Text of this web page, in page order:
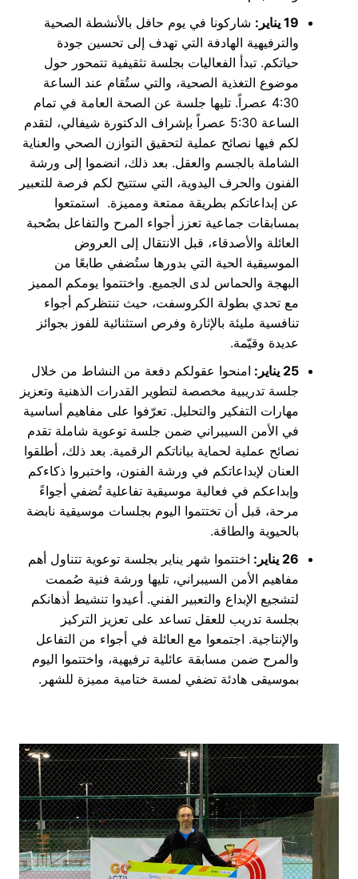
19 يناير:
شاركونا في يوم حافل بالأنشطة الصحية
والترفيهية الهادفة التي تهدف إلى تحسين جودة
حياتكم. تبدأ الفعاليات بجلسة تثقيفية تتمحور حول
موضوع التغذية الصحية، والتي ستُقام عند الساعة
4:30 عصراً. تليها جلسة عن الصحة العامة في تمام
الساعة 5:30 عصراً بإشراف الدكتورة شيفالي، لتقدم
لكم فيها نصائح عملية لتحقيق التوازن الصحي والعناية
الشاملة بالجسم والعقل. بعد ذلك، انضموا إلى ورشة
الفنون والحرف اليدوية، التي ستتيح لكم فرصة للتعبير
عن إبداعاتكم بطريقة ممتعة ومميزة. استمتعوا
بمسابقات جماعية تعزز أجواء المرح والتفاعل بصٌحبة
العائلة والأصدقاء، قبل الانتقال إلى العروض
الموسيقية الحية التي بدورها ستُضفي طابعًا من
البهجة والحماس لدى الجميع. واختتموا يومكم المميز
مع تحدي بطولة الكروسفت، حيث تنتظركم أجواء
تنافسية مليئة بالإثارة وفرص استثنائية للفوز بجوائز
عديدة وقيّمة.
25 يناير:
امنحوا عقولكم دفعة من النشاط من خلال
جلسة تدريبية مخصصة لتطوير القدرات الذهنية وتعزيز
مهارات التفكير والتحليل. تعرّفوا على مفاهيم أساسية
في الأمن السيبراني ضمن جلسة توعوية شاملة تقدم
نصائح عملية لحماية بياناتكم الرقمية. بعد ذلك، أطلقوا
العنان لإبداعاتكم في ورشة الفنون، واختبروا ذكاءكم
وإبداعكم في فعالية موسيقية تفاعلية تُضفي أجواءً
مرحة، قبل أن تختتموا اليوم بجلسات موسيقية نابضة
بالحيوية والطاقة.
26 يناير:
اختتموا شهر يناير بجلسة توعوية تتناول أهم
مفاهيم الأمن السيبراني، تليها ورشة فنية صُممت
لتشجيع الإبداع والتعبير الفني. أعيدوا تنشيط أذهانكم
بجلسة تدريب للعقل تساعد على تعزيز التركيز
والإنتاجية. اجتمعوا مع العائلة في أجواء من التفاعل
والمرح ضمن مسابقة عائلية ترفيهية، واختتموا اليوم
بموسيقى هادئة تضفي لمسة ختامية مميزة للشهر.